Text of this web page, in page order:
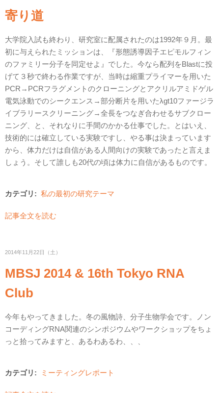
寄り道
大学院入試も終わり、研究室に配属されたのは1992年９月。最
初に与えられたミッションは、『形態誘導因子エピモルフィン
のファミリー分子を同定せよ』でした。今なら配列をBlastに投
げて３秒で終わる作業ですが、当時は縮重プライマーを用いた
PCR→PCRフラグメントのクローニングとアクリルアミドゲル
電気泳動でのシークエンス→部分断片を用いたλgt10ファージラ
イブラリースクリーニング→全長をつなぎ合わせるサブクロー
ニング、と、それなりに手間のかかる仕事でした。とはいえ、
技術的には確立している実験ですし、やる事は決まっています
から、体力だけは自信がある人間向けの実験であったと言えま
しょう。そして誰しも20代の頃は体力に自信があるものです。
カテゴリ: 私の最初の研究テーマ
記事全文を読む
2014年11月22日（土）
MBSJ 2014 & 16th Tokyo RNA
Club
今年もやってきました。冬の風物詩、分子生物学会です。ノン
コーディングRNA関連のシンポジウムやワークショップをちょ
っと拾ってみますと、あるわあるわ、、、
カテゴリ: ミーティングレポート